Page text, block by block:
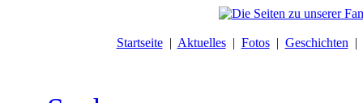
Startseite| Aktuelles| Fotos| Geschichten |